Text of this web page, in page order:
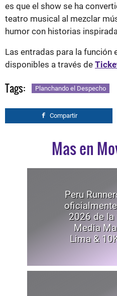
es que el show se ha
teatro musical al mezclar
humor con historias
Las entradas para la función
disponibles a través de
Tags: Planchando el Despecho
Compartir
Mas en
Peru
2026 de la
Media
Lima &